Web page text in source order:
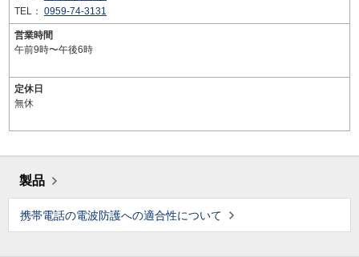
TEL： 0959-74-3131
営業時間
午前9時〜午後6時
定休日
無休
製品
携帯電話の電波防護への適合性について